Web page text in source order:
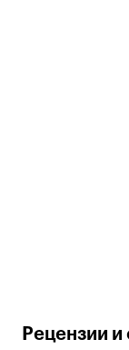
Рецензии